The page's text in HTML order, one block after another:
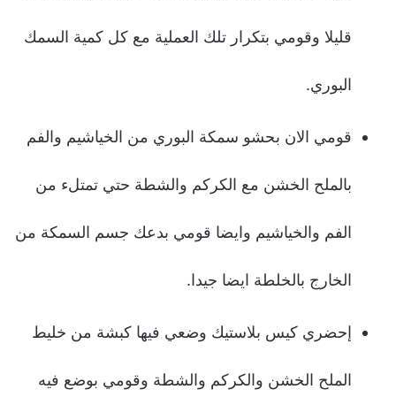
قليلا وقومي بتكرار تلك العملية مع كل كمية السمك
البوري.
قومي الان بحشو سمكة البوري من الخياشيم والفم
بالملح الخشن مع الكركم والشطة حتي تمتلء من
الفم والخياشيم وايضا قومي بدعك جسم السمكة من
الخارج بالخلطة ايضا جيدا.
إحضري كيس بلاستيك وضعي فيها كبشة من خليط
الملح الخشن والكركم والشطة وقومي بوضع فيه